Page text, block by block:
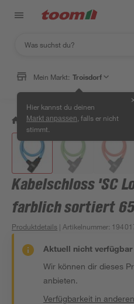
Mein Markt: Troisdorf
Hier kannst du deinen
Markt anpassen , falls er nicht
stimmt.
/ Garten & Freizeit / Auto &
Kabelschloss 'SC
farblich sortiert
Produktdetails | Artikelnummer:
Aktuell nicht verfügbar
Wir können dir dieses
anbieten.
Verfügbarkeit in